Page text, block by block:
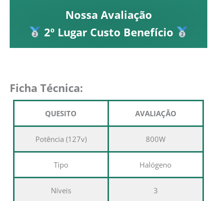
Nossa Avaliação
2º Lugar Custo Benefício
Ficha Técnica:
QUESITO AVALIAÇÃO
Potência (127v) 800W
Tipo Halógeno
Níveis 3